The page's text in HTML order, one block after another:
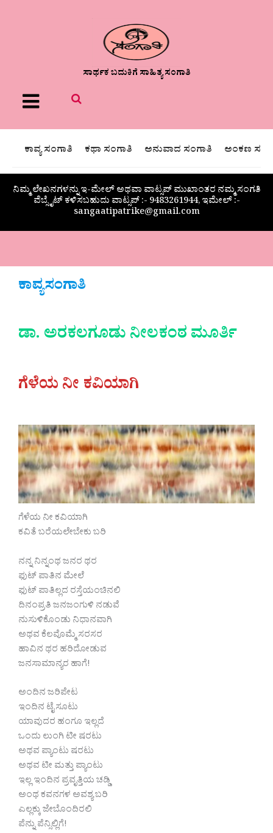
ಸಾರ್ಥಕ ಬದುಕಿಗೆ ಸಾಹಿತ್ಯ ಸಂಗಾತಿ
Menu
ಕಾವ್ಯ ಸಂಗಾತಿ ಕಥಾ ಸಂಗಾತಿ ಅನುವಾದ ಸಂಗಾತಿ ಅಂಕಣ
ನಿಮ್ಮ ಲೇಖನಗಳನ್ನು ಇ-ಮೇಲ್ ಅಥವಾ ವಾಟ್ಸಪ್ ಮುಖಾಂತರ ನಮ್ಮ ಸಂಗತಿ
ವೆಬ್ಸೈಟ್ ಕಳಿಸಬಹುದು ವಾಟ್ಸಪ್‌ :- 9483261944, ಇಮೇಲ್ :-
sangaatipatrike@gmail.com
ಕಾವ್ಯಸಂಗಾತಿ
ಡಾ. ಅರಕಲಗೂಡು ನೀಲಕಂಠ ಮೂರ್ತಿ
ಗೆಳೆಯ ನೀ ಕವಿಯಾಗಿ
ಗೆಳೆಯ ನೀ ಕವಿಯಾಗಿ
ಕವಿತೆ ಬರೆಯಲೇಬೇಕು ಬರಿ
ನನ್ನ ನಿನ್ನಂಥ ಜನರ ಥರ
ಫುಟ್ ಪಾತಿನ ಮೇಲೆ
ಫುಟ್ ಪಾತಿಲ್ಲದ ರಸ್ತೆಯಂಚಿನಲಿ
ದಿನಂಪ್ರತಿ ಜನಜಂಗುಳಿ ನಡುವೆ
ನುಸುಳಿಕೊಂಡು ನಿಧಾನವಾಗಿ
ಅಥವ ಕೆಲವೊಮ್ಮೆ ಸರಸರ
ಹಾವಿನ ಥರ ಹರಿದೋಡುವ
ಜನಸಾಮಾನ್ಯರ ಹಾಗೆ!
ಅಂದಿನ ಜರಿಪೇಟ
ಇಂದಿನ ಟೈ ಸೂಟು
ಯಾವುದರ ಹಂಗೂ ಇಲ್ಲದೆ
ಒಂದು ಲುಂಗಿ ಟೀ ಷರಟು
ಅಥವ ಪ್ಯಾಂಟು ಷರಟು
ಅಥವ ಟೀ ಮತ್ತು ಪ್ಯಾಂಟು
ಇಲ್ಲ ಇಂದಿನ ಪ್ರವೃತ್ತಿಯ ಚಡ್ಡಿ
ಅಂಥ ಕವನಗಳ ಅವಶ್ಯ ಬರಿ
ಎಲ್ಲಕ್ಕು ಜೇಬೊಂದಿರಲಿ
ಪೆನ್ನು ಪೆನ್ಸಿಲ್ಲಿಗೆ!